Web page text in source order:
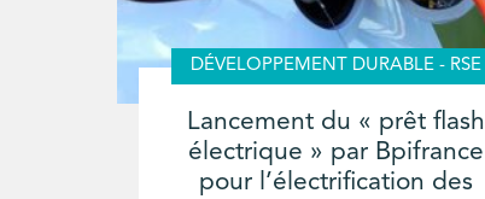
DÉVELOPPEMENT DURABLE - RSE
Lancement du « prêt flash
électrique » par Bpifrance
pour l’électrification des